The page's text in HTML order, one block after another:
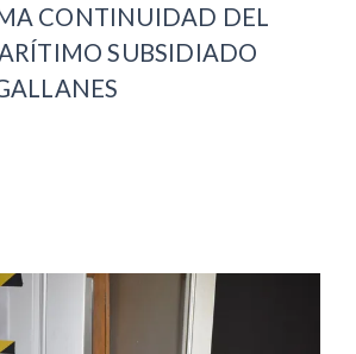
CONTINUIDAD DEL
SUBSIDIADO